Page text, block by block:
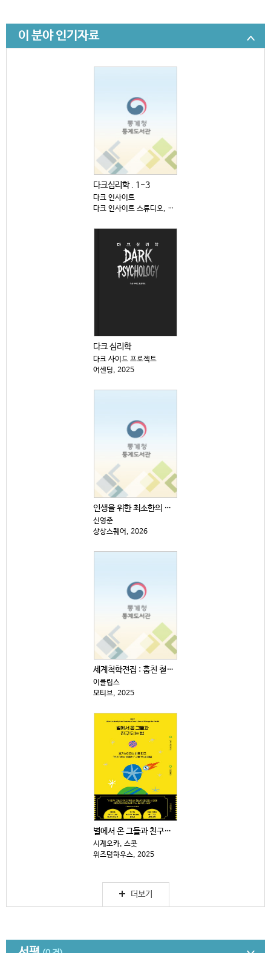
이 분야 인기자료
다크심리학 . 1-3
다크 인사이트
다크 인사이트 스튜디오, 2025
다크 심리학
다크 사이드 프로젝트
어센딩, 2025
인생을 위한 최소한의 생각
신영준
상상스퀘어, 2026
세계척학전집 : 훔친 철학 편
이클립스
모티브, 2025
별에서 온 그들과 친구되는 법 : 호기심이라는 배를 타...
시게오카, 스콧
위즈덤하우스, 2025
더보기